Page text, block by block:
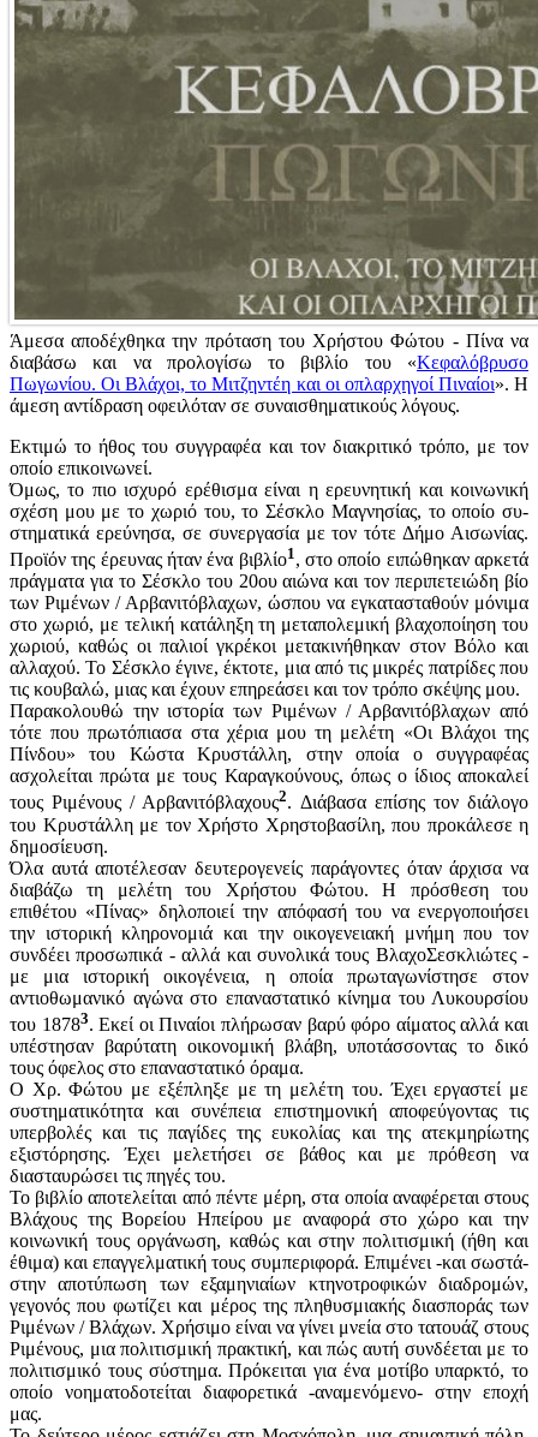
Άμεσα αποδέχθηκα την πρόταση του Χρήστου Φώτου - Πίνα να
διαβάσω και να προλογίσω το βιβλίο του «Κεφαλόβρυσο
Πωγωνίου. Οι Βλάχοι, το Μιτζηντέη και οι οπλαρχηγοί Πιναίοι». Η
άμεση αντίδραση οφειλόταν σε συναι­σθηματικούς λόγους.
Εκτιμώ το ήθος του συγγραφέα και τον διακριτικό τρόπο, με τον
οποίο επικοινωνεί.
Όμως, το πιο ισχυρό ερέθισμα είναι η ερευνητική και κοινωνική
σχέση μου με το χωριό του, το Σέσκλο Μαγνησίας, το οποίο συ­
στηματικά ερεύνησα, σε συνεργασία με τον τότε Δήμο Αισωνίας.
Προϊόν της έρευνας ήταν ένα βιβλίο1, στο οποίο ειπώθηκαν αρκετά
πράγματα για το Σέ­σκλο του 20ου αιώνα και τον περιπετειώδη βίο
των Ριμένων / Αρβανιτόβλαχων, ώσπου να εγκατασταθούν μόνιμα
στο χωριό, με τελική κατάληξη τη με­ταπολεμική βλαχοποίηση του
χωριού, καθώς οι παλιοί γκρέκοι μετακινήθηκαν στον Βόλο και
αλλαχού. Το Σέσκλο έγινε, έκτοτε, μια από τις μικρές πατρίδες που
τις κουβαλώ, μιας και έχουν επηρεάσει και τον τρόπο σκέψης μου.
Παρακολουθώ την ιστορία των Ριμένων / Αρβανιτόβλαχων από
τότε που πρωτόπιασα στα χέρια μου τη μελέτη «Οι Βλάχοι της
Πίνδου» του Κώστα Κρυστάλλη, στην οποία ο συγγραφέας
ασχολείται πρώτα με τους Καραγκούνους, όπως ο ίδιος αποκαλεί
τους Ριμένους / Αρβανιτόβλαχους2. Διά­βασα επίσης τον διάλογο
του Κρυστάλλη με τον Χρήστο Χρηστοβασίλη, που προκάλεσε η
δημοσίευση.
Όλα αυτά αποτέλεσαν δευτερογενείς παράγοντες όταν άρχισα να
δια­βάζω τη μελέτη του Χρήστου Φώτου. Η πρόσθεση του
επιθέτου «Πίνας» δηλοποιεί την απόφασή του να ενεργοποιήσει
την ιστορική κληρονομιά και την οικογενειακή μνήμη που τον
συνδέει προσωπικά - αλλά και συνολικά τους ΒλαχοΣεσκλιώτες -
με μια ιστορική οικογένεια, η οποία πρωταγωνί­στησε στον
αντιοθωμανικό αγώνα στο επαναστατικό κίνημα του Λυκουρσίου
του 18783. Εκεί οι Πιναίοι πλήρωσαν βαρύ φόρο αίματος αλλά και
υπέστησαν βαρύτατη οικονομική βλάβη, υποτάσσοντας το δικό
τους όφε­λος στο επαναστατικό όραμα.
Ο Χρ. Φώτου με εξέπληξε με τη μελέτη του. Έχει εργαστεί με
συστη­ματικότητα και συνέπεια επιστημονική αποφεύγοντας τις
υπερβολές και τις παγίδες της ευκολίας και της ατεκμηρίωτης
εξιστόρησης. Έχει μελετήσει σε βάθος και με πρόθεση να
διασταυρώσει τις πηγές του.
Το βιβλίο αποτελείται από πέντε μέρη, στα οποία αναφέρεται στους
Βλά­χους της Βορείου Ηπείρου με αναφορά στο χώρο και την
κοινωνική τους οργάνωση, καθώς και στην πολιτισμική (ήθη και
έθιμα) και επαγγελματική τους συμπεριφορά. Επιμένει -και σωστά-
στην αποτύπωση των εξαμηνιαίων κτηνοτροφικών διαδρομών,
γεγονός που φωτίζει και μέρος της πληθυσμιακής διασποράς των
Ριμένων / Βλάχων. Χρήσιμο είναι να γίνει μνεία στο τα­τουάζ στους
Ριμένους, μια πολιτισμική πρακτική, και πώς αυτή συνδέεται με το
πολιτισμικό τους σύστημα. Πρόκειται για ένα μοτίβο υπαρκτό, το
οποίο νοηματοδοτείται διαφορετικά -αναμενόμενο- στην εποχή
μας.